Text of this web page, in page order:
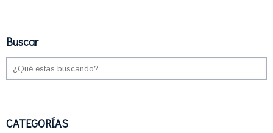
Buscar
CATEGORÍAS